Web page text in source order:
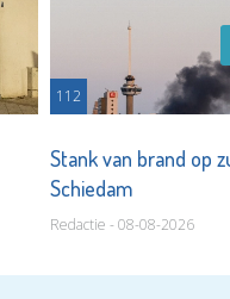
112
Stank van brand op
Schiedam
Redactie - 08-08-2026